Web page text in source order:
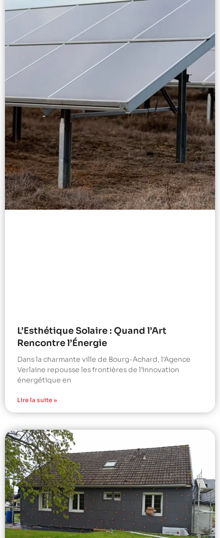
L’Esthétique Solaire : Quand l’Art
Rencontre l’Énergie
Dans la charmante ville de Bourg-Achard, l’Agence
Verlaine repousse les frontières de l’innovation
énergétique en
Lire la suite »